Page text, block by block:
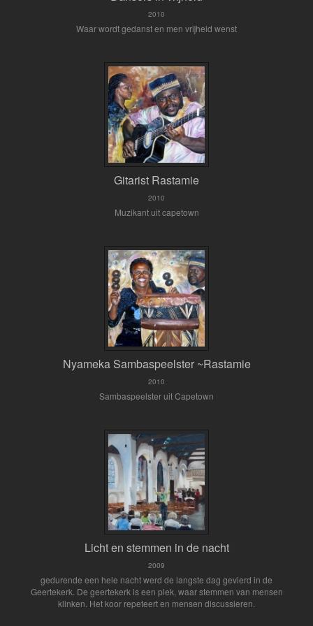
2010
Waar wordt gedanst en men vrijheid wenst
Gitarist Rastamie
2010
Muzikant uit capetown
Nyameka Sambaspeelster ~Rastamie
2010
Sambaspeelster uit Capetown
Licht en stemmen in de nacht
2009
gedurende een hele nacht werd de langste dag gevierd in de
Geertekerk. De geertekerk is een plek, waar stemmen van mensen
klinken. Het koor repeteert en mensen discussieren.